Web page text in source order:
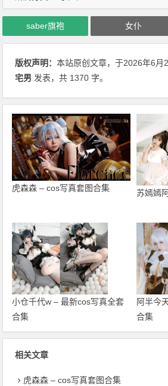
saber旗袍 女仆
版权声明：本站原创文章，于2026年6月
宅男 发表，共 1370 字。
虎森森 – cos写真套图合集
苏嫣嫣
小仓千代w – 最新cos写真全套
合集
阿半今
合集
相关文章
虎森森 – cos写真套图合集